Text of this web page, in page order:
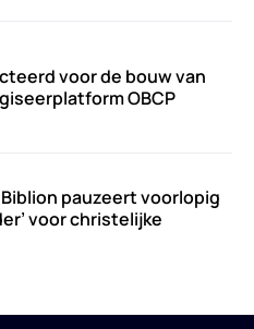
voor de bouw van
OBCP
Biblion pauzeert voorlopig
voor christelijke